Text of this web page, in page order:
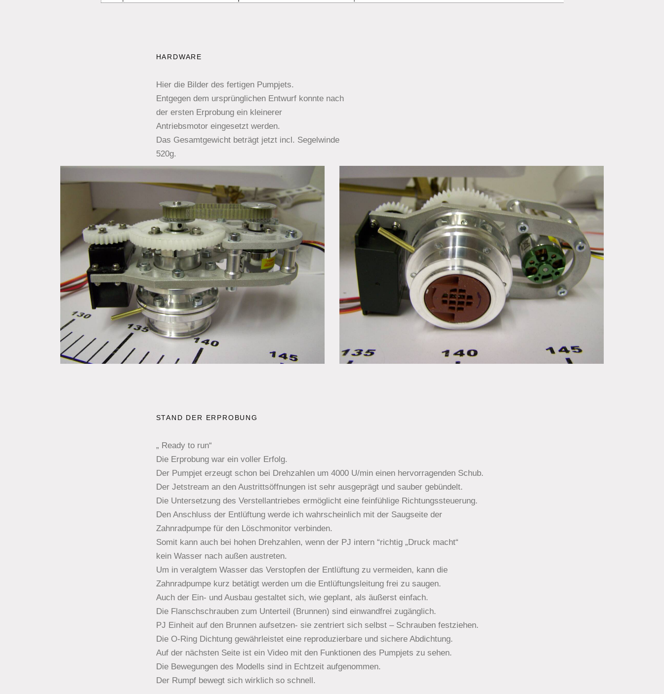
HARDWARE
Hier die Bilder des fertigen Pumpjets.
Entgegen dem ursprünglichen Entwurf konnte nach
der ersten Erprobung ein kleinerer
Antriebsmotor eingesetzt werden.
Das Gesamtgewicht beträgt jetzt incl. Segelwinde
520g.
STAND DER ERPROBUNG
„ Ready to run“
Die Erprobung war ein voller Erfolg.
Der Pumpjet erzeugt schon bei Drehzahlen um 4000 U/min einen hervorragenden Schub.
Der Jetstream an den Austrittsöffnungen ist sehr ausgeprägt und sauber gebündelt.
Die Untersetzung des Verstellantriebes ermöglicht eine feinfühlige Richtungssteuerung.
Den Anschluss der Entlüftung werde ich wahrscheinlich mit der Saugseite der
Zahnradpumpe für den Löschmonitor verbinden.
Somit kann auch bei hohen Drehzahlen, wenn der PJ intern “richtig „Druck macht“
kein Wasser nach außen austreten.
Um in veralgtem Wasser das Verstopfen der Entlüftung zu vermeiden, kann die
Zahnradpumpe kurz betätigt werden um die Entlüftungsleitung frei zu saugen.
Auch der Ein- und Ausbau gestaltet sich, wie geplant, als äußerst einfach.
Die Flanschschrauben zum Unterteil (Brunnen) sind einwandfrei zugänglich.
PJ Einheit auf den Brunnen aufsetzen- sie zentriert sich selbst – Schrauben festziehen.
Die O-Ring Dichtung gewährleistet eine reproduzierbare und sichere Abdichtung.
Auf der nächsten Seite ist ein Video mit den Funktionen des Pumpjets zu sehen.
Die Bewegungen des Modells sind in Echtzeit aufgenommen.
Der Rumpf bewegt sich wirklich so schnell.